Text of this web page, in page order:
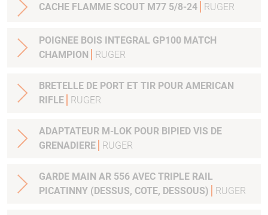
CACHE FLAMME SCOUT M77 5/8-24 RUGER
POIGNEE BOIS INTEGRAL GP100 MATCH
CHAMPION
RUGER
BRETELLE DE PORT ET TIR POUR AMERICAN
RIFLE
RUGER
ADAPTATEUR M-LOK POUR BIPIED VIS DE
GRENADIERE
RUGER
GARDE MAIN AR 556 AVEC TRIPLE RAIL
PICATINNY (DESSUS, COTE, DESSOUS)
RUGER